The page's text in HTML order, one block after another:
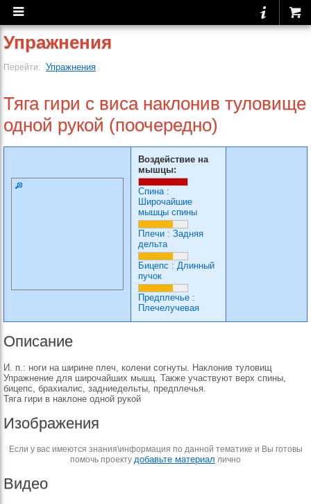
Упражнения
Перейти: Упражнения
Тяга гири с виса наклонив туловище
одной рукой (поочередно)
Воздействие на
мышцы:
Спина:
Широчайшие
мышцы спины
Плечи : Задняя
дельта
Бицепс : Длинный
пучок
Предплечье :
Плечелучевая
Описание
И. п.: ноги на ширине плеч, колени согнуты. Наклонив туловищ
Упражнение для широчайших мышц. Также участвуют верх спины,
бицепс, брахиалис, задниедельты, предплечья.
Тяга гири в наклоне одной рукой
Изображения
Если у вас имеются знания\информация по данной тематике и Вы готовы
помочь проекту добавьте материал лично
Видео